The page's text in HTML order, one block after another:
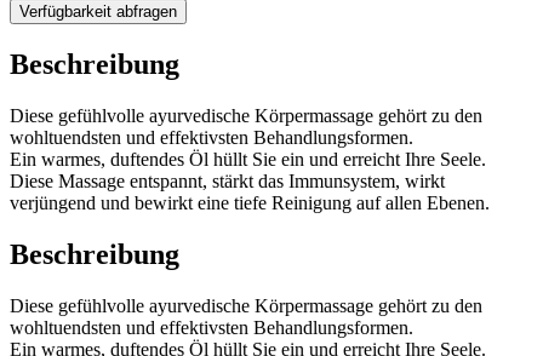
Verfügbarkeit abfragen
Beschreibung
Diese gefühlvolle ayurvedische Körpermassage gehört zu den
wohltuendsten und effektivsten Behandlungsformen.
Ein warmes, duftendes Öl hüllt Sie ein und erreicht Ihre Seele.
Diese Massage entspannt, stärkt das Immunsystem, wirkt
verjüngend und bewirkt eine tiefe Reinigung auf allen Ebenen.
Beschreibung
Diese gefühlvolle ayurvedische Körpermassage gehört zu den
wohltuendsten und effektivsten Behandlungsformen.
Ein warmes, duftendes Öl hüllt Sie ein und erreicht Ihre Seele.